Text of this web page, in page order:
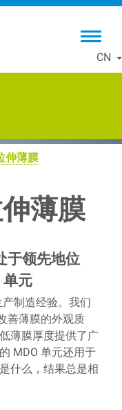
CN
伸薄膜
薄膜
于领先地位
单元
制造经验。我们
善薄膜的外观质
薄膜厚度提供了广
MDO 单元还用于
什么，结果总是相